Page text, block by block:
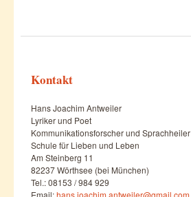
Kontakt
Hans Joachim Antweiler
Lyriker und Poet
Kommunikationsforscher und Sprachheiler
Schule für Lieben und Leben
Am Steinberg 11
82237 Wörthsee (bei München)
Tel.: 08153 / 984 929